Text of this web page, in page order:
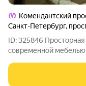
Комендантский
Санкт-Петербург,
ID: 325846
современной мебелью